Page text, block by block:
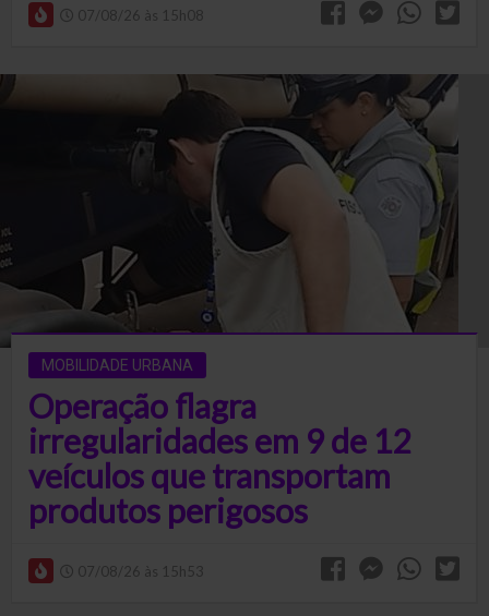
07/08/26 às 15h08
MOBILIDADE URBANA
Operação flagra
irregularidades em 9 de 12
veículos que transportam
produtos perigosos
07/08/26 às 15h53